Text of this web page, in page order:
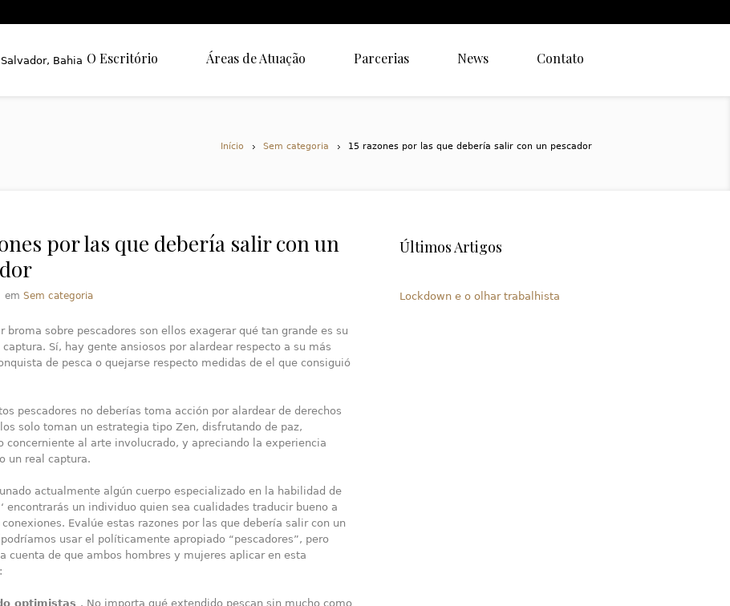
O Escritório Áreas de Atuação Parcerias News Contato
Início Sem categoria 15 razones por las que debería salir con un pescador
por las que debería salir con un
em Sem categoria
broma sobre pescadores son ellos exagerar qué tan grande es su
Sí, hay gente ansiosos por alardear respecto a su más
de pesca o quejarse respecto medidas de el que consiguió
pescadores no deberías toma acción por alardear de derechos
solo toman un estrategia tipo Zen, disfrutando de paz,
concerniente al arte involucrado, y apreciando la experiencia
un real captura.
actualmente algún cuerpo especializado en la habilidad de
encontrarás un individuo quien sea cualidades traducir bueno a
Evalúe estas razones por las que debería salir con un
usar el políticamente apropiado “pescadores”, pero
cuenta de que ambos hombres y mujeres aplicar en esta
optimistas . No importa qué extendido pescan sin mucho como
Últimos Artigos
Lockdown e o olhar trabalhista